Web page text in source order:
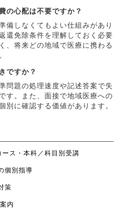
の心配は不要ですか？
備しなくてもよい仕組みがあり
還免除条件を理解しておく必要
、将来どの地域で医療に携わる
ですか？
問題の処理速度や記述答案で失
す。また、面接で地域医療への
別に確認する価値があります。
ス・本科／科目別受講
個別指導
策
内